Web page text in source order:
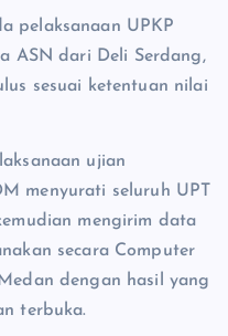
pelaksanaan UPKP
ASN dari Deli Serdang,
sesuai ketentuan nilai
ujian
menyurati seluruh UPT
mengirim data
secara Computer
dengan hasil yang
terbuka.